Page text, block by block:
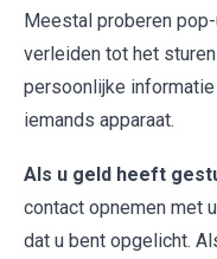
Meestal proberen
verleiden tot het
persoonlijke
iemands apparaat.
Als u geld heeft
contact opnemen met
dat u bent opgelicht.